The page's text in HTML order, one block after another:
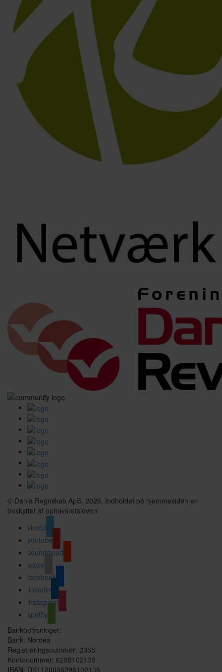
© Dania Regnskab ApS, 2026, Indholdet på hjemmesiden er
beskyttet af ophavsretsloven
vimeo
youtube
soundcloud
apple
facebook
linkedin
instagram
spotify
Bankoplysninger:
Bank: Nordea
Registreringsnummer: 2355
Kontonummer: 6298102135
IBAN: DK1120006298102135